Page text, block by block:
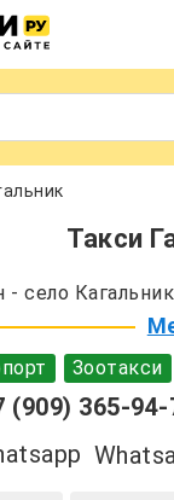
Такси
- село
Зоотакси
365-94-